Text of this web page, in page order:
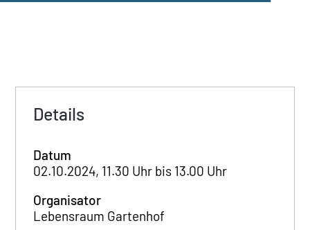
Details
Datum
02.10.2024, 11.30 Uhr bis 13.00 Uhr
Organisator
Lebensraum Gartenhof